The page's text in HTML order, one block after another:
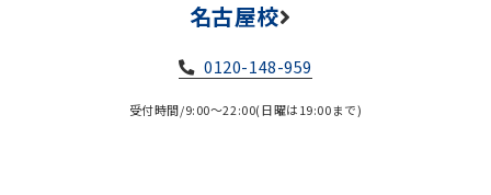
名古屋校
0120-148-959
受付時間/9:00～22:00(日曜は19:00まで)